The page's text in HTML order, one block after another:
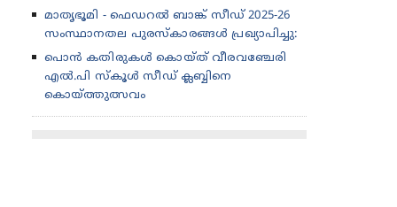
മാതൃഭൂമി - ഫെഡറൽ ബാങ്ക് സീഡ് 2025-26
സംസ്ഥാനതല പുരസ്കാരങ്ങൾ പ്രഖ്യാപിച്ചു:
പൊൻ കതിരുകൾ കൊയ്ത് വീരവഞ്ചേരി
എൽ.പി സ്കൂൾ സീഡ് ക്ലബ്ബിനെ
കൊയ്ത്തുത്സവം